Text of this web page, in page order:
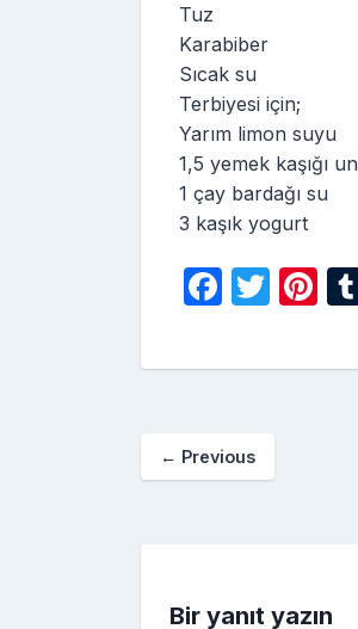
Tuz
Karabiber
Sıcak su
Terbiyesi için;
Yarım limon suyu
1,5 yemek kaşığı un
1 çay bardağı su
3 kaşık yogurt
F
c
b
o
T
itt
Pi
er
← Previous
Bir yanıt yazın